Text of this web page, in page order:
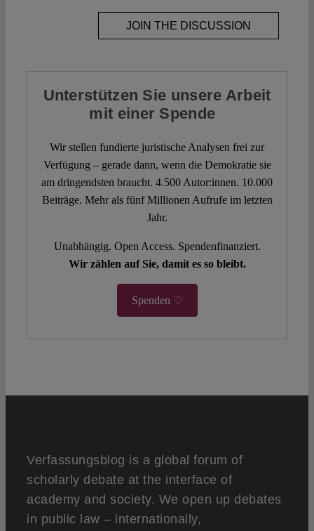
JOIN THE DISCUSSION
Unterstützen Sie unsere Arbeit
mit einer Spende
Wir stellen fundierte juristische Analysen frei zur
Verfügung – gerade dann, wenn die Demokratie sie
am dringendsten braucht. 4.500 Autor:innen. 10.000
Beiträge. Mehr als fünf Millionen Aufrufe im letzten
Jahr.
Unabhängig. Open Access. Spendenfinanziert.
Wir zählen auf Sie, damit es so bleibt.
Spenden ♡
Verfassungsblog is a global forum of
scholarly debate at the interface of
academy and society. We open up debates
in public law – internationally,